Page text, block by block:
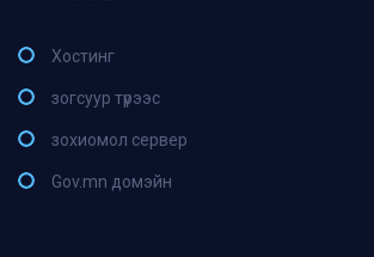
Хостинг
зогсуур түрээс
зохиомол сервер
Gov.mn домэйн